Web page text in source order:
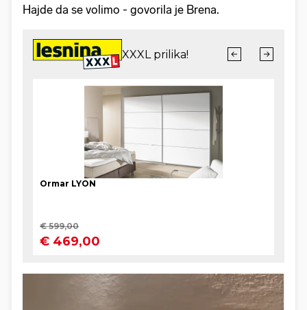
Hajde da se volimo - govorila je Brena.